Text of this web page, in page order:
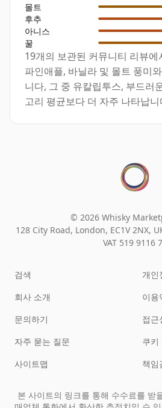
몰트
후추
아니스
꿀
19개의 보관된 커뮤니티 리뷰
파인애플, 바닐라 및 몰트 풍미
니다, 그 중 유칼립투스, 부드러
고리 평균보다 더 자주 나타납니
© 2026 Whisky
128 City Road, London, EC1V 2NX,
VAT 519 9116
검색
회사 소개
문의하기
자주 묻는 질문
사이트맵
개인
이용
접근
쿠키
책임
본 사이트의 링크를 통해 수수료를 받